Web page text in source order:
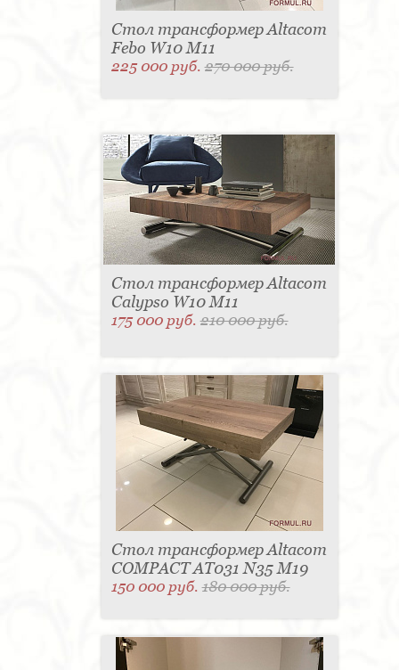
Стол трансформер Altacom
Febo W10 M11
225 000 руб.270 000 руб.
Стол трансформер Altacom
Calypso W10 M11
175 000 руб.210 000 руб.
Стол трансформер Altacom
COMPACT AT031 N35 M19
150 000 руб.180 000 руб.